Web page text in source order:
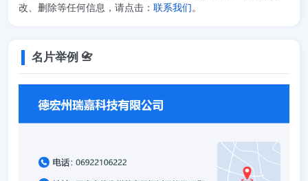
改、删除等任何信息，请点击： 联系我们 。
名片举例 📇